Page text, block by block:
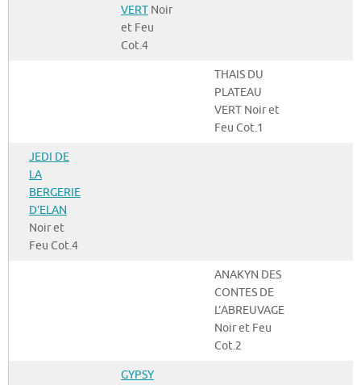
VERT Noir
et Feu
Cot.4
THAIS DU
PLATEAU
VERT Noir et
Feu Cot.1
JEDI DE
LA
BERGERIE
D’ELAN
Noir et
Feu Cot.4
ANAKYN DES
CONTES DE
L’ABREUVAGE
Noir et Feu
Cot.2
GYPSY